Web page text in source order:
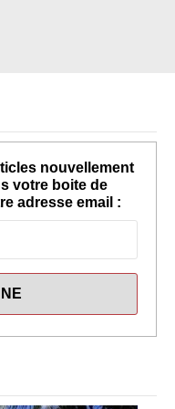
nouvellement
votre boite de
adresse email :